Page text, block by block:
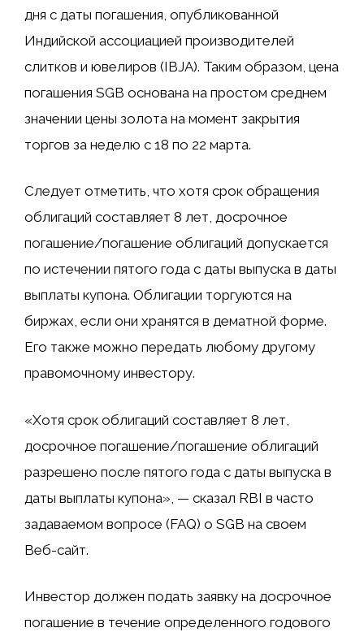
дня с даты погашения, опубликованной
Индийской ассоциацией производителей
слитков и ювелиров (IBJA). Таким образом, цена
погашения SGB основана на простом среднем
значении цены золота на момент закрытия
торгов за неделю с 18 по 22 марта.
Следует отметить, что хотя срок обращения
облигаций составляет 8 лет, досрочное
погашение/погашение облигаций допускается
по истечении пятого года с даты выпуска в даты
выплаты купона. Облигации торгуются на
биржах, если они хранятся в дематной форме.
Его также можно передать любому другому
правомочному инвестору.
«Хотя срок облигаций составляет 8 лет,
досрочное погашение/погашение облигаций
разрешено после пятого года с даты выпуска в
даты выплаты купона», — сказал RBI в часто
задаваемом вопросе (FAQ) о SGB на своем
Веб-сайт.
Инвестор должен подать заявку на досрочное
погашение в течение определенного годового